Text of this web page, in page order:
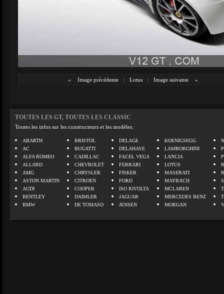
« Image précédente | Lotus | Image suivante »
TOUTES LES GT, TOUTES LES CLASSIC
Toutes les infos sur les constructeurs et les modèles.
ABARTH
AC
ALFA ROMEO
ALLARD
AMG
ASTON MARTIN
AUDI
BENTLEY
BMW
BRISTOL
BUGATTI
CADILLAC
CHEVROLET
CHRYSLER
CITROEN
COOPER
DAIMLER
DE TOMASO
DELAGE
DELAHAYE
FACEL VEGA
FERRARI
FISKER
FORD
ISO RIVOLTA
JAGUAR
JENSEN
KOENIGSEGG
LAMBORGHINI
LANCIA
LOTUS
MASERATI
MAYBACH
MCLAREN
MERCEDES BENZ
MORGAN